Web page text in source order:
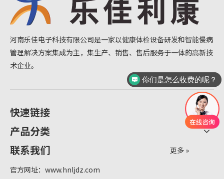
河南乐佳电子科技有限公司是一家以健康体检设备研发和智能慢病
管理解决方案集成为主，集生产、销售、售后服务于一体的高新技
术企业。
快速链接
产品分类
联系我们
更多 »
官方网址： www.hnljdz.com
你们是怎么收费的呢？